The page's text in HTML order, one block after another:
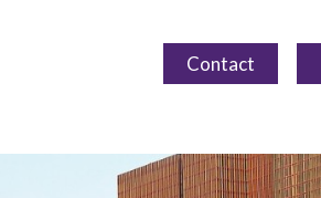
Contact